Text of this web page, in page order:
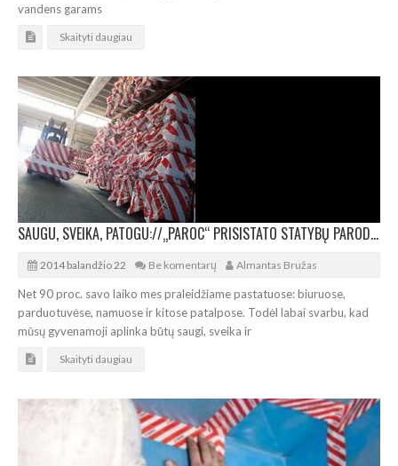
vandens garams
Skaityti daugiau
SAUGU, SVEIKA, PATOGU://„PAROC“ PRISISTATO STATYBŲ PARODOJE „RESTA 2014“
2014 balandžio 22 Be komentarų Almantas Bružas
Net 90 proc. savo laiko mes praleidžiame pastatuose: biuruose,
parduotuvėse, namuose ir kitose patalpose. Todėl labai svarbu, kad
mūsų gyvenamoji aplinka būtų saugi, sveika ir
Skaityti daugiau